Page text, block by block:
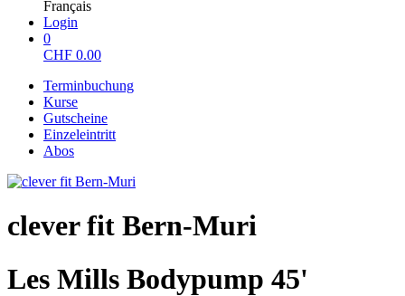
Français
Login
0
CHF 0.00
Terminbuchung
Kurse
Gutscheine
Einzeleintritt
Abos
clever fit Bern-Muri
Les Mills Bodypump 45'